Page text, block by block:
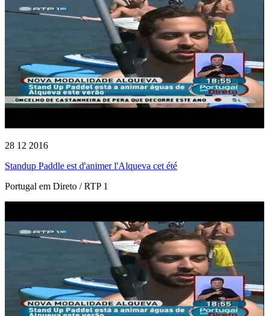
28 12 2016
Standup Paddle est d'animer l'Alqueva cet été
Portugal em Direto / RTP 1